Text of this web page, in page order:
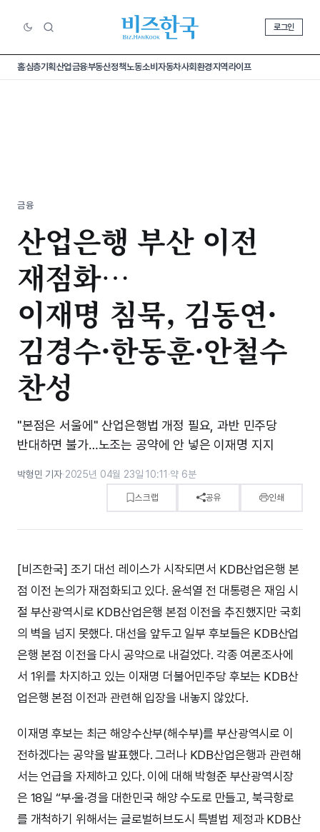
로그인
홈심층기획산업금융부동산정책노동소비 자동차사회환경지역라이프
금융
산업은행 부산 이전
재점화…
이재명 침묵, 김동연·
김경수·한동훈·안철수
찬성
"본점은 서울에" 산업은행법 개정 필요, 과반 민주당
반대하면 불가…노조는 공약에 안 넣은 이재명 지지
박형민 기자·2025년 04월 23일 10:11 ·약 6분
스크랩 공유 인쇄
[비즈한국] 조기 대선 레이스가 시작되면서 KDB산업은행 본
점 이전 논의가 재점화되고 있다. 윤석열 전 대통령은 재임 시
절 부산광역시로 KDB산업은행 본점 이전을 추진했지만 국회
의 벽을 넘지 못했다. 대선을 앞두고 일부 후보들은 KDB산업
은행 본점 이전을 다시 공약으로 내걸었다. 각종 여론조사에
서 1위를 차지하고 있는 이재명 더불어민주당 후보는 KDB산
업은행 본점 이전과 관련해 입장을 내놓지 않았다.
이재명 후보는 최근 해양수산부(해수부)를 부산광역시로 이
전하겠다는 공약을 발표했다. 그러나 KDB산업은행과 관련해
서는 언급을 자제하고 있다. 이에 대해 박형준 부산광역시장
은 18일 “부·울·경을 대한민국 해양 수도로 만들고, 북극항로
를 개척하기 위해서는 글로벌허브도시 특별법 제정과 KDB산